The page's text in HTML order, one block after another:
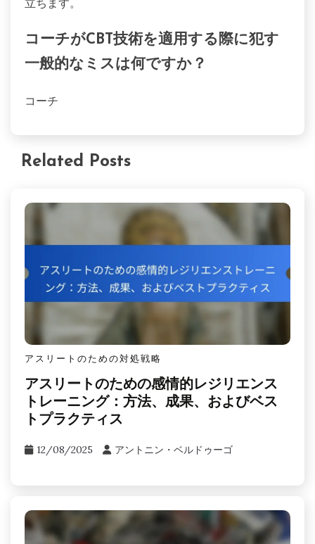
立ちます。
コーチがCBT技術を適用する際に犯す
一般的なミスは何ですか？
コーチ
Related Posts
アスリートのための対処戦略
アスリートのための感情的レジリエンス
トレーニング：方法、成果、およびベス
トプラクティス
12/08/2025 アントニン・ベルドゥーゴ